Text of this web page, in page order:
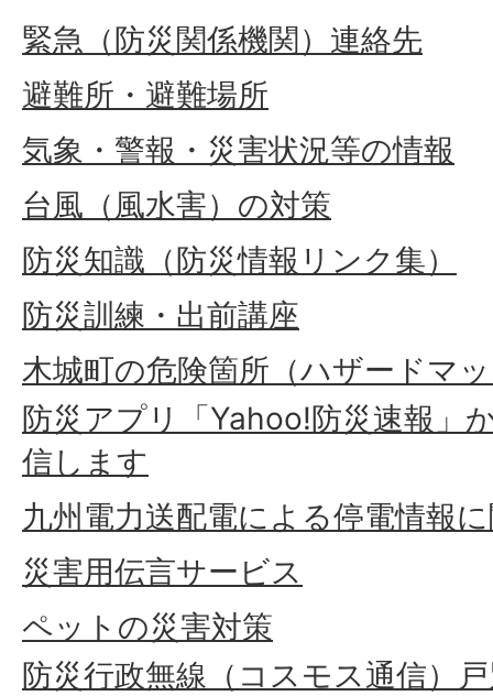
緊急（防災関係機関）連絡先
避難所・避難場所
気象・警報・災害状況等の情報
台風（風水害）の対策
防災知識（防災情報リンク集）
防災訓練・出前講座
木城町の危険箇所（ハザードマ
防災アプリ「Yahoo!防災速報」
信します
九州電力送配電による停電情報
災害用伝言サービス
ペットの災害対策
防災行政無線（コスモス通信）